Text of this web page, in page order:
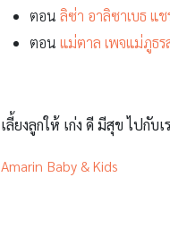
ตอน ลิซ่า อาลิซาเบธ แช
ตอน แม่ตาล เพจแม่ภูธร
เลี้ยงลูกให้ เก่ง ดี มีสุข ไปกับ
Amarin Baby & Kids